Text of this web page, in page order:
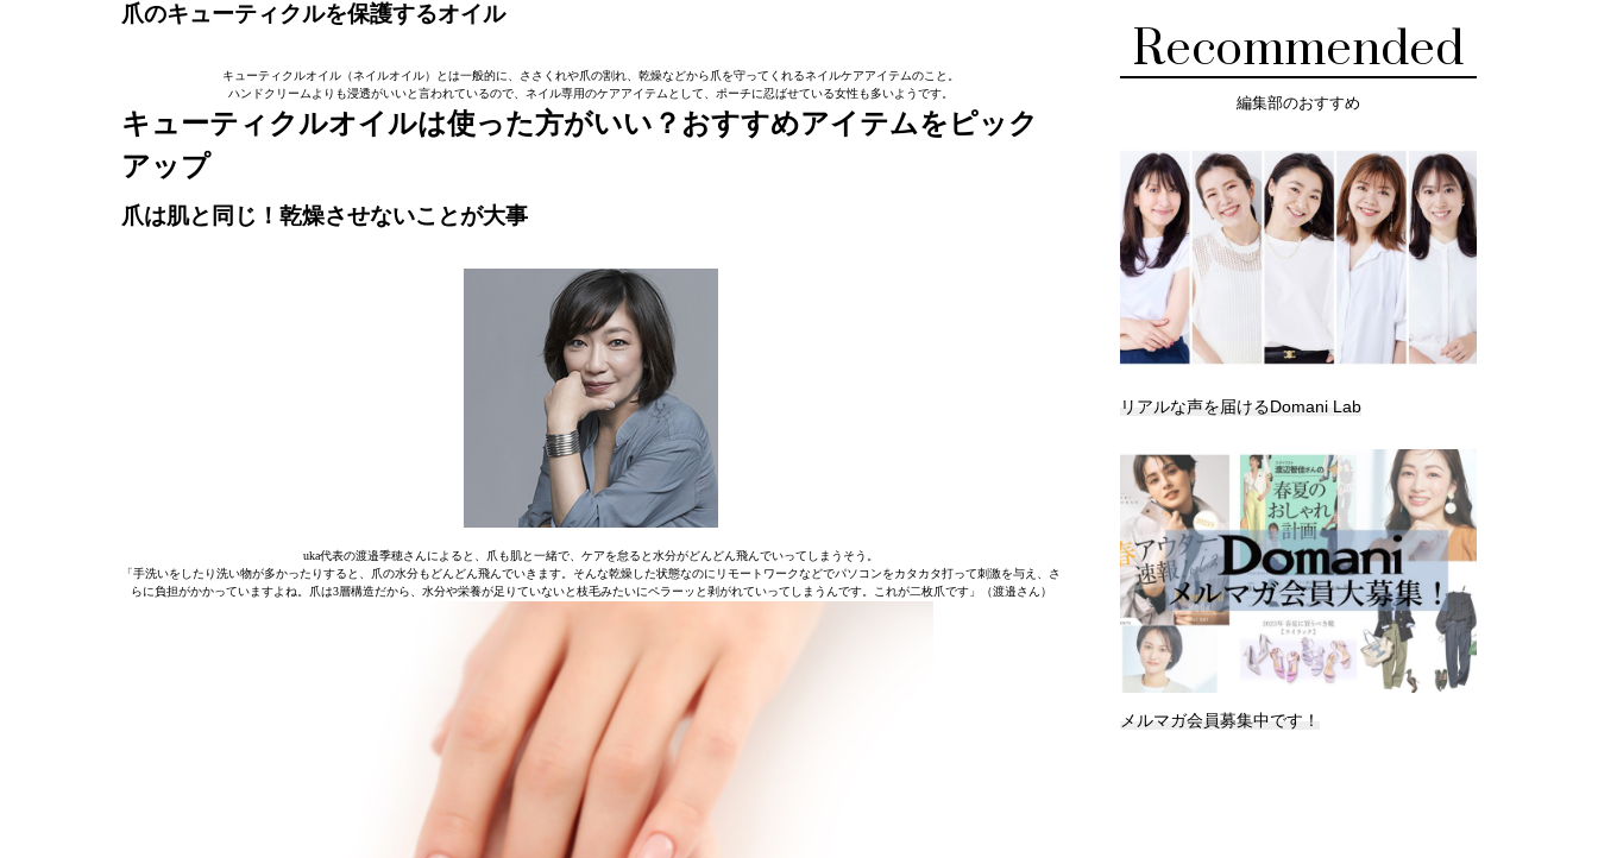
爪のキューティクルを保護するオイル
キューティクルオイル（ネイルオイル）とは一般的に、ささくれや爪の割れ、乾燥などから爪を守ってくれるネイルケアアイテムのこと。
ハンドクリームよりも浸透がいいと言われているので、ネイル専用のケアアイテムとして、ポーチに忍ばせている女性も多いようです。
キューティクルオイルは使った方がいい？おすすめアイテムをピック
アップ
爪は肌と同じ！乾燥させないことが大事
uka代表の渡邉季穂さんによると、爪も肌と一緒で、ケアを怠ると水分がどんどん飛んでいってしまうそう。
「手洗いをしたり洗い物が多かったりすると、爪の水分もどんどん飛んでいきます。そんな乾燥した状態なのにリモートワークなどでパソコンをカタカタ打って刺激を与え、さ
らに負担がかかっていますよね。爪は3層構造だから、水分や栄養が足りていないと枝毛みたいにペラーッと剥がれていってしまうんです。これが二枚爪です」（渡邉さん）
Recommended
編集部のおすすめ
リアルな声を届けるDomani Lab
メルマガ会員募集中です！